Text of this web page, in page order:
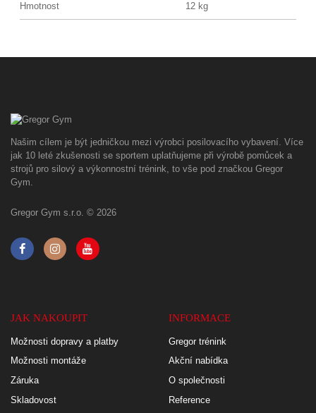
Hmotnost 12 kg
Našim cílem je být jedničkou mezi výrobci posilovacího vybavení. Více
jak 10 leté zkušenosti se sportem uplatňujeme při výrobě pomůcek a
strojů pro silový a výkonnostní trénink, to vše pod značkou Gregor
Gym.
Gregor Gym s.r.o. © 2026
JAK NAKOUPIT
Možnosti dopravy a platby
Možnosti montáže
Záruka
Skladovost
INFORMACE
Gregor trénink
Akční nabídka
O společnosti
Reference